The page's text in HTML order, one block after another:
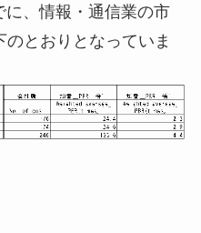
、情報・通信業の市
とおりとなっていま